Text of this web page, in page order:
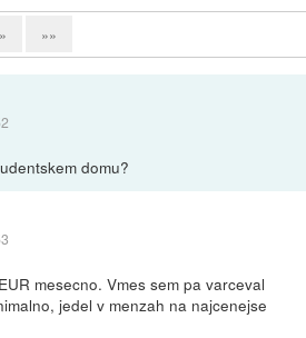
» »»
domu?
mesecno. Vmes sem pa varceval
jedel v menzah na najcenejse